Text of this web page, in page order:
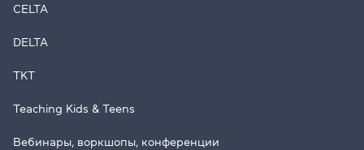
CELTA
DELTA
TKT
Teaching Kids & Teens
Вебинары, воркшопы, конференции